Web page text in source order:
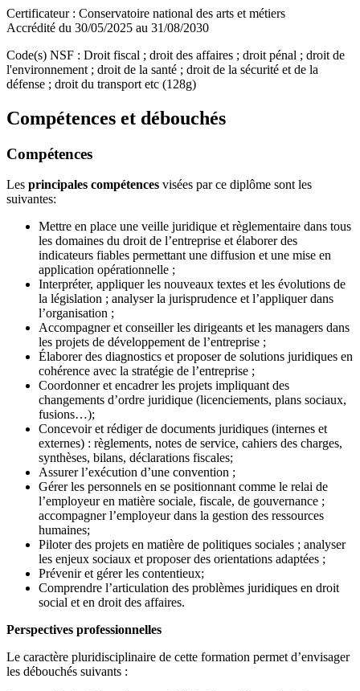
Certificateur : Conservatoire national des arts et métiers
Accrédité du 30/05/2025 au 31/08/2030
Code(s) NSF : Droit fiscal ; droit des affaires ; droit pénal ; droit de
l'environnement ; droit de la santé ; droit de la sécurité et de la
défense ; droit du transport etc (128g)
Compétences et débouchés
Compétences
Les principales compétences visées par ce diplôme sont les
suivantes:
Mettre en place une veille juridique et règlementaire dans tous
les domaines du droit de l’entreprise et élaborer des
indicateurs fiables permettant une diffusion et une mise en
application opérationnelle ;
Interpréter, appliquer les nouveaux textes et les évolutions de
la législation ; analyser la jurisprudence et l’appliquer dans
l’organisation ;
Accompagner et conseiller les dirigeants et les managers dans
les projets de développement de l’entreprise ;
Élaborer des diagnostics et proposer de solutions juridiques en
cohérence avec la stratégie de l’entreprise ;
Coordonner et encadrer les projets impliquant des
changements d’ordre juridique (licenciements, plans sociaux,
fusions…);
Concevoir et rédiger de documents juridiques (internes et
externes) : règlements, notes de service, cahiers des charges,
synthèses, bilans, déclarations fiscales;
Assurer l’exécution d’une convention ;
Gérer les personnels en se positionnant comme le relai de
l’employeur en matière sociale, fiscale, de gouvernance ;
accompagner l’employeur dans la gestion des ressources
humaines;
Piloter des projets en matière de politiques sociales ; analyser
les enjeux sociaux et proposer des orientations adaptées ;
Prévenir et gérer les contentieux;
Comprendre l’articulation des problèmes juridiques en droit
social et en droit des affaires.
Perspectives professionnelles
Le caractère pluridisciplinaire de cette formation permet d’envisager
les débouchés suivants :